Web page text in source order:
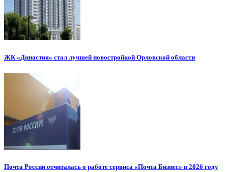
ЖК «Династия» стал лучшей новостройкой Орловской области
Почта России отчиталась о работе сервиса «Почта Бизнес» в 2026 году